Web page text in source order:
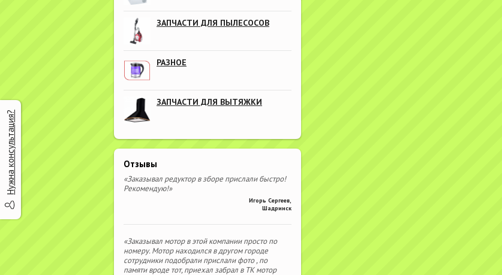
ЗАПЧАСТИ ДЛЯ ПЫЛЕСОСОВ
РАЗНОЕ
ЗАПЧАСТИ ДЛЯ ВЫТЯЖКИ
Отзывы
«Заказывал редуктор в зборе прислали быстро!
Рекомендую!»
Игорь Сергеев
Шадринск
«Заказывал мотор в этой компании просто по
номеру. Мотор находился в другом городе
сотрудники подобрали прислали фото , по
памяти вроде тот, приехал забрал в ТК мотор
Нужна консультация?